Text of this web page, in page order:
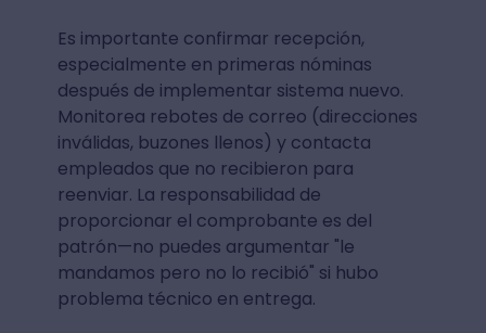
Es importante confirmar recepción,
especialmente en primeras nóminas
después de implementar sistema nuevo.
Monitorea rebotes de correo (direcciones
inválidas, buzones llenos) y contacta
empleados que no recibieron para
reenviar. La responsabilidad de
proporcionar el comprobante es del
patrón—no puedes argumentar "le
mandamos pero no lo recibió" si hubo
problema técnico en entrega.